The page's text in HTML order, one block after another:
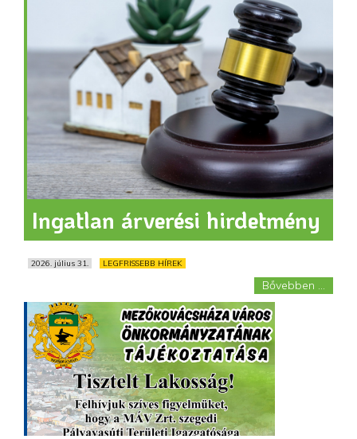
Ingatlan árverési hirdetmény
2026. július 31. LEGFRISSEBB HÍREK
Bővebben ...